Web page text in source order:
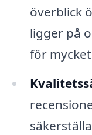
överblick
ligger på
för